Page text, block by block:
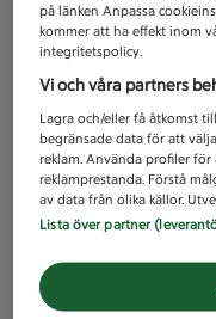
på länken Anpassa
kommer att ha effekt inom
integritetspolicy.
Vi och våra partners
Lagra och/eller få åtkomst
begränsade data för att
reklam. Använda profiler för
reklamprestanda. Förstå
av data från olika källor.
Lista över partner